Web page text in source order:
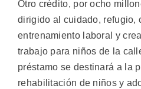
Otro crédito, por ocho
dirigido al cuidado, refugio,
entrenamiento laboral y
trabajo para niños de la
préstamo se destinará a la
rehabilitación de niños y